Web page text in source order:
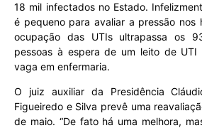
18 mil infectados no Estado.
é pequeno para avaliar a pressão nos
ocupação das UTIs ultrapassa os
pessoas à espera de um leito de
vaga em enfermaria.
O juiz auxiliar da Presidência
Figueiredo e Silva prevê uma
de maio. “De fato há uma melhora,